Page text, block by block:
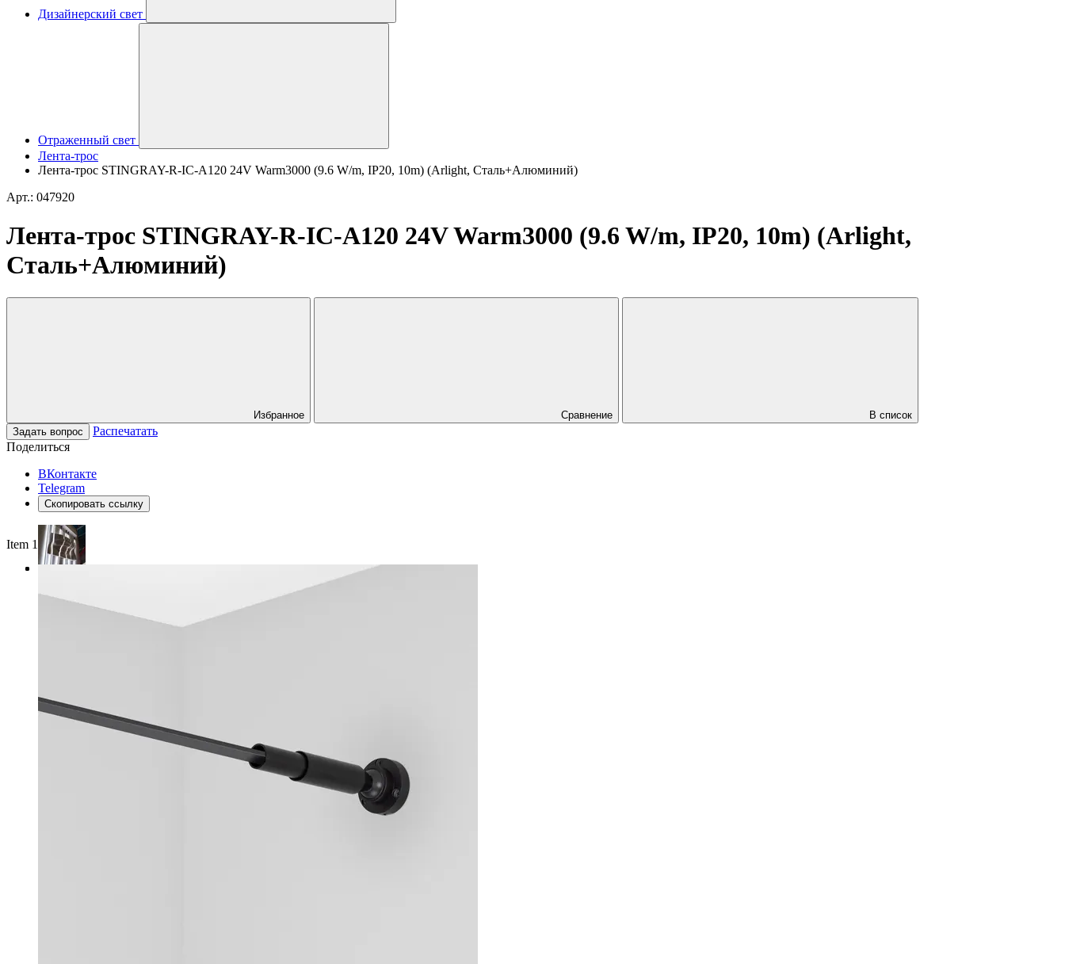
Дизайнерский свет
Отраженный свет
Лента-трос
Лента-трос STINGRAY-R-IC-A120 24V Warm3000 (9.6 W/m, IP20, 10m) (Arlight, Сталь+Алюминий)
Арт.: 047920
Лента-трос STINGRAY-R-IC-A120 24V Warm3000 (9.6 W/m, IP20, 10m) (Arlight,
Сталь+Алюминий)
Избранное Сравнение
В список
Задать вопрос
Распечатать
Поделиться
ВКонтакте
Telegram
Скопировать ссылку
Item 1 of 3